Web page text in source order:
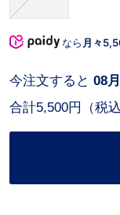
なら 月々
合計5,500円（税
今注文すると 08